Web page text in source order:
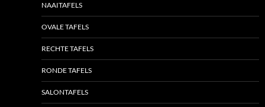
NAAITAFELS
OVALE TAFELS
RECHTE TAFELS
RONDE TAFELS
SALONTAFELS